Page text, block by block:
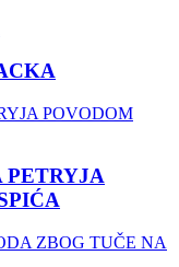
PETRYJA